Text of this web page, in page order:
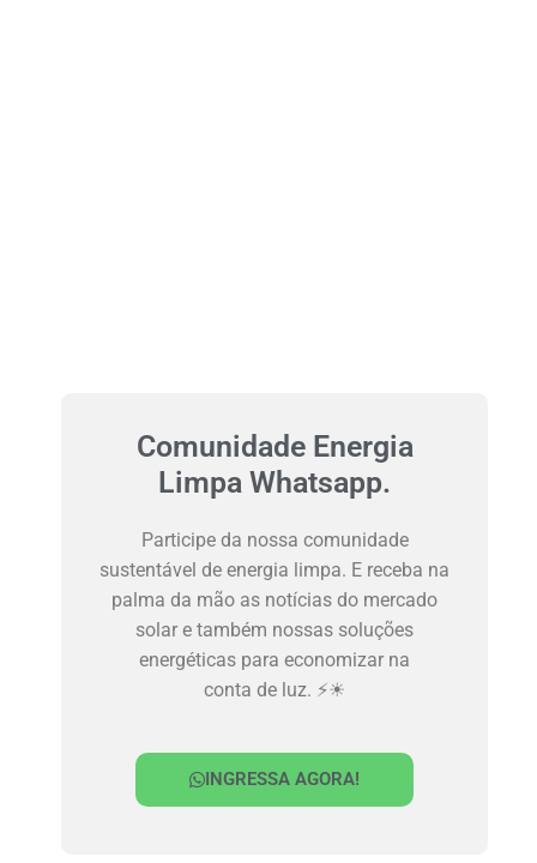
Comunidade Energia
Limpa Whatsapp.
Participe da nossa comunidade
sustentável de energia limpa. E receba na
palma da mão as notícias do mercado
solar e também nossas soluções
energéticas para economizar na
conta de luz. ⚡☀
INGRESSA AGORA!